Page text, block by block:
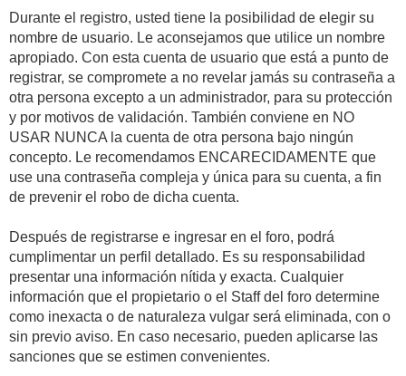
Durante el registro, usted tiene la posibilidad de elegir su
nombre de usuario. Le aconsejamos que utilice un nombre
apropiado. Con esta cuenta de usuario que está a punto de
registrar, se compromete a no revelar jamás su contraseña a
otra persona excepto a un administrador, para su protección
y por motivos de validación. También conviene en NO
USAR NUNCA la cuenta de otra persona bajo ningún
concepto. Le recomendamos ENCARECIDAMENTE que
use una contraseña compleja y única para su cuenta, a fin
de prevenir el robo de dicha cuenta.
Después de registrarse e ingresar en el foro, podrá
cumplimentar un perfil detallado. Es su responsabilidad
presentar una información nítida y exacta. Cualquier
información que el propietario o el Staff del foro determine
como inexacta o de naturaleza vulgar será eliminada, con o
sin previo aviso. En caso necesario, pueden aplicarse las
sanciones que se estimen convenientes.